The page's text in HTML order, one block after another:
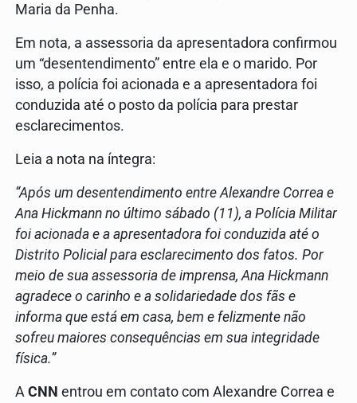
Maria da Penha.
Em nota, a assessoria da apresentadora confirmou
um “desentendimento” entre ela e o marido. Por
isso, a polícia foi acionada e a apresentadora foi
conduzida até o posto da polícia para prestar
esclarecimentos.
Leia a nota na íntegra:
“Após um desentendimento entre Alexandre Correa e
Ana Hickmann no último sábado (11), a Polícia Militar
foi acionada e a apresentadora foi conduzida até o
Distrito Policial para esclarecimento dos fatos. Por
meio de sua assessoria de imprensa, Ana Hickmann
agradece o carinho e a solidariedade dos fãs e
informa que está em casa, bem e felizmente não
sofreu maiores consequências em sua integridade
física.”
A CNN entrou em contato com Alexandre Correa e